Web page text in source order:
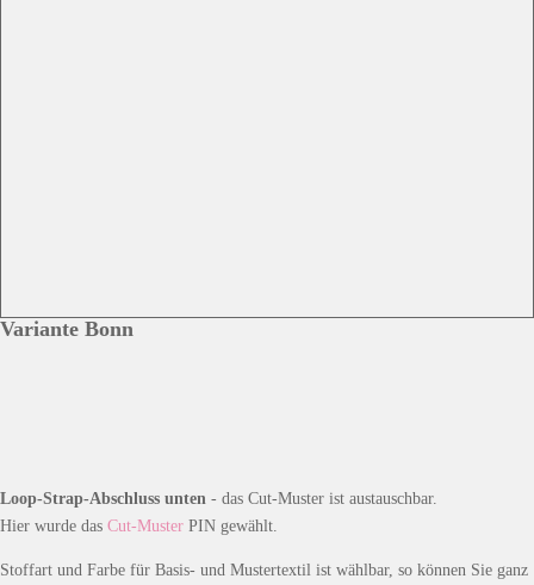
Variante Bonn
Loop-Strap-Abschluss unten - das Cut-Muster ist austauschbar.
Hier wurde das Cut-Muster PIN gewählt.
Stoffart und Farbe für Basis- und Mustertextil ist wählbar, so können Sie ganz